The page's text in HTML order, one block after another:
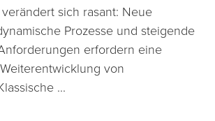
sich rasant: Neue
Prozesse und steigende
erfordern eine
von
...